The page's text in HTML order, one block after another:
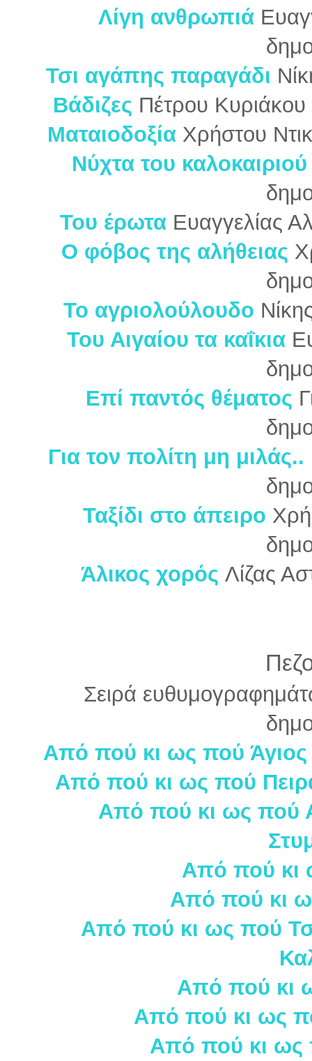
Λίγη ανθρωπιά
Τσι αγάπης παραγάδι
Βάδιζες Πέτρου
Ματαιοδοξία Χρήστου
Νύχτα του καλοκαιριού
Του έρωτα Ευαγγελίας
Ο φόβος της αλήθειας
Το αγριολούλουδο
Του Αιγαίου τα καΐκια
Επί παντός θέματος
Για τον πολίτη μη μιλάς..
Ταξίδι στο άπειρο
Άλικος χορός Λίζας
Σειρά
Από πού κι ως πού Άγιος
Από πού κι ως πού
Από πού κι ως πού
Από πού κι
Από πού κι
Από πού κι ως πού
Από πού κι
Από πού κι ως
Από πού κι ως